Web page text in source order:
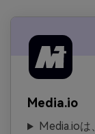
Media.io
Media.io